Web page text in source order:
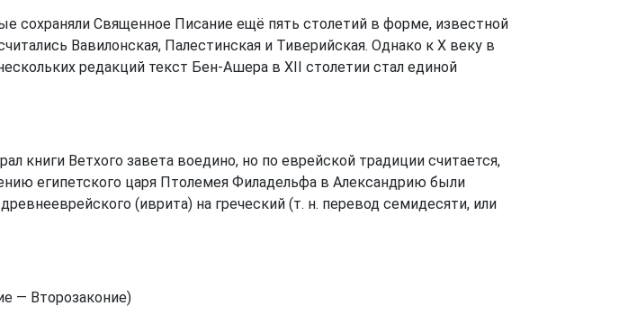
сохраняли Священное Писание ещё пять столетий в форме, известной
Вавилонская, Палестинская и Тиверийская. Однако к Х веку в
редакций текст Бен-Ашера в XII столетии стал единой
книги Ветхого завета воедино, но по еврейской традиции считается,
египетского царя Птолемея Филадельфа в Александрию были
(иврита) на греческий (т. н. перевод семидесяти, или
— Второзаконие)